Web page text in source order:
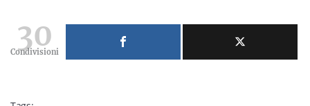
30
Condivisioni